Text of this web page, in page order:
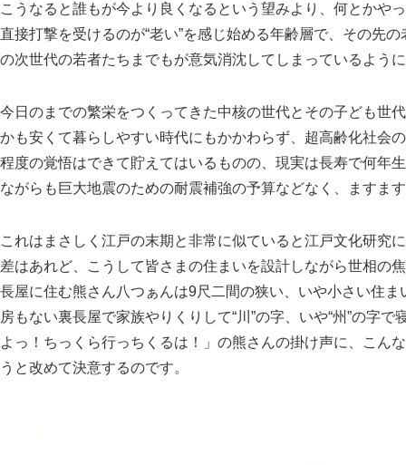
こうなると誰もが今より良くなるという望みより、何とかや
直接打撃を受けるのが“老い”を感じ始める年齢層で、その先
の次世代の若者たちまでもが意気消沈してしまっているよう
今日のまでの繁栄をつくってきた中核の世代とその子ども世
かも安くて暮らしやすい時代にもかかわらず、超高齢化社会
程度の覚悟はできて貯えてはいるものの、現実は長寿で何年
ながらも巨大地震のための耐震補強の予算などなく、ますま
これはまさしく江戸の末期と非常に似ていると江戸文化研究
差はあれど、こうして皆さまの住まいを設計しながら世相の
長屋に住む熊さん八つぁんは9尺二間の狭い、いや小さい住
房もない裏長屋で家族やりくりして“川”の字、いや“州”の字
よっ！ちっくら行っちくるは！
の熊さんの掛け声に、こん
うと改めて決意するのです。